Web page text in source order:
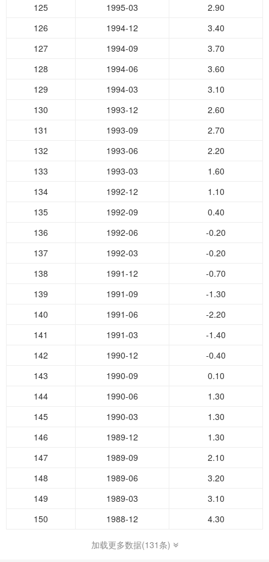
125 1995-03
2.90
126
1994-12
3.40
127
1994-09
3.70
128
1994-06
3.60
129
1994-03
3.10
130
1993-12
2.60
131
1993-09
2.70
132
1993-06
2.20
133
1993-03
1.60
134
1992-12
1.10
135
1992-09
0.40
136
1992-06
-0.20
137
1992-03
-0.20
138
1991-12
-0.70
139
1991-09
-1.30
140
1991-06
-2.20
141
1991-03
-1.40
142
1990-12
-0.40
143
1990-09
0.10
144
1990-06
1.30
145
1990-03
1.30
146
1989-12
1.30
147
1989-09
2.10
148
1989-06
3.20
149
1989-03
3.10
150
1988-12 4.30
加载更多数据(131条)